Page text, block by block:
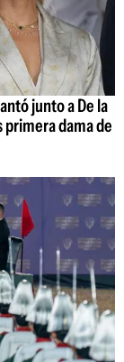
junto a De la
primera dama de